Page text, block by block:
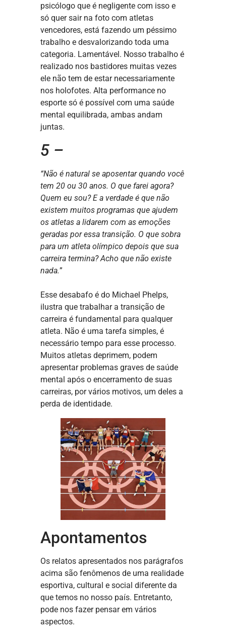
psicólogo que é negligente com isso e
só quer sair na foto com atletas
vencedores, está fazendo um péssimo
trabalho e desvalorizando toda uma
categoria. Lamentável. Nosso trabalho é
realizado nos bastidores muitas vezes
ele não tem de estar necessariamente
nos holofotes. Alta performance no
esporte só é possível com uma saúde
mental equilibrada, ambas andam
juntas.
5 –
“Não é natural se aposentar quando você
tem 20 ou 30 anos. O que farei agora?
Quem eu sou? E a verdade é que não
existem muitos programas que ajudem
os atletas a lidarem com as emoções
geradas por essa transição. O que sobra
para um atleta olímpico depois que sua
carreira termina? Acho que não existe
nada.”
Esse desabafo é do Michael Phelps,
ilustra que trabalhar a transição de
carreira é fundamental para qualquer
atleta. Não é uma tarefa simples, é
necessário tempo para esse processo.
Muitos atletas deprimem, podem
apresentar problemas graves de saúde
mental após o encerramento de suas
carreiras, por vários motivos, um deles a
perda de identidade.
Apontamentos
Os relatos apresentados nos parágrafos
acima são fenômenos de uma realidade
esportiva, cultural e social diferente da
que temos no nosso país. Entretanto,
pode nos fazer pensar em vários
aspectos.